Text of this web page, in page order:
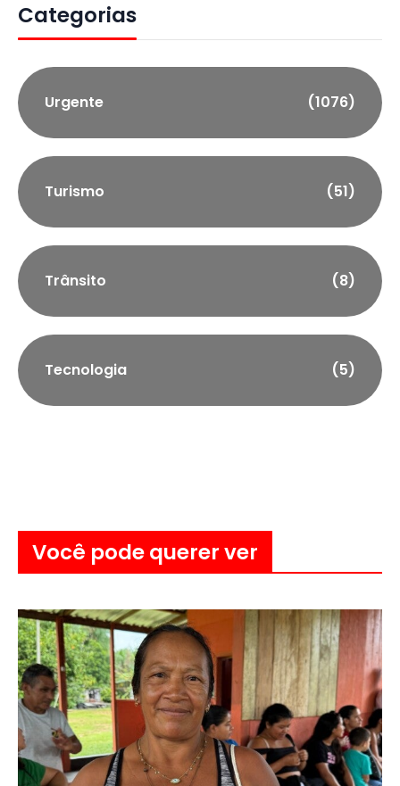
Categorias
Urgente (1076)
Turismo (51)
Trânsito (8)
Tecnologia (5)
Você pode querer ver